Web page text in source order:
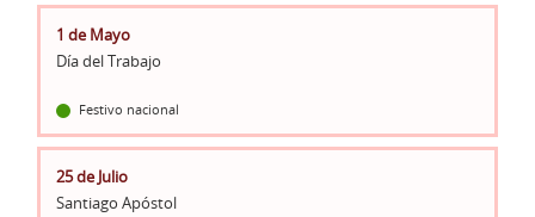
1 de Mayo
Día del Trabajo
Festivo nacional
25 de Julio
Santiago Apóstol